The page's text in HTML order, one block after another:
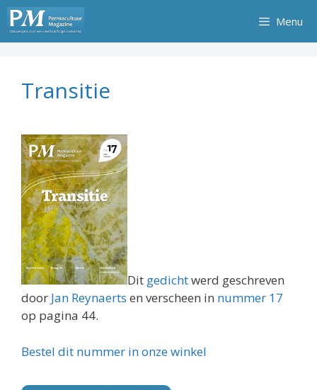
Ga
naar
de
Menu
Transitie
Dit gedichtwerd geschreven
door Jan Reynaerts en verscheen in nummer 17
op pagina 44.
Bestel dit nummer in onze winkel